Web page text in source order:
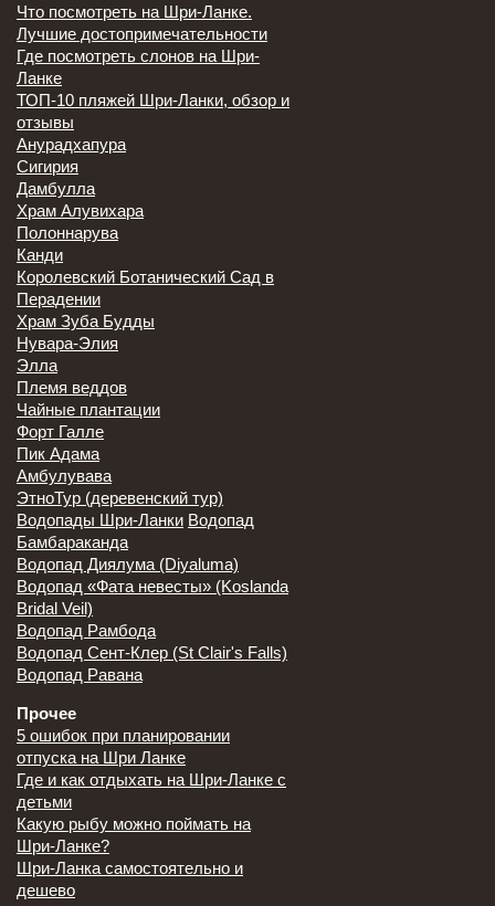
Что посмотреть на Шри-Ланке.
Лучшие достопримечательности
Где посмотреть слонов на Шри-
Ланке
ТОП-10 пляжей Шри-Ланки, обзор и
отзывы
Анурадхапура
Сигирия
Дамбулла
Храм Алувихара
Полоннарува
Канди
Королевский Ботанический Сад в
Перадении
Храм Зуба Будды
Нувара-Элия
Элла
Племя веддов
Чайные плантации
Форт Галле
Пик Адама
Амбулувава
ЭтноТур (деревенский тур)
Водопады Шри-Ланки Водопад
Бамбараканда
Водопад Диялума (Diyaluma)
Водопад «Фата невесты» (Koslanda
Bridal Veil)
Водопад Рамбода
Водопад Сент-Клер (St Clair's Falls)
Водопад Равана
Прочее
5 ошибок при планировании
отпуска на Шри Ланке
Где и как отдыхать на Шри-Ланке с
детьми
Какую рыбу можно поймать на
Шри-Ланке?
Шри-Ланка самостоятельно и
дешево